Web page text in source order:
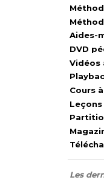
Aides-
DVD
Vidéos
Cours
Leçons
Les